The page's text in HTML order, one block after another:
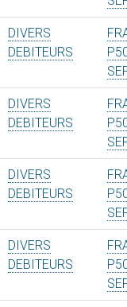
DIVERS
DEBITEURS
DIVERS
DEBITEURS
DIVERS
DEBITEURS
DIVERS
DEBITEURS